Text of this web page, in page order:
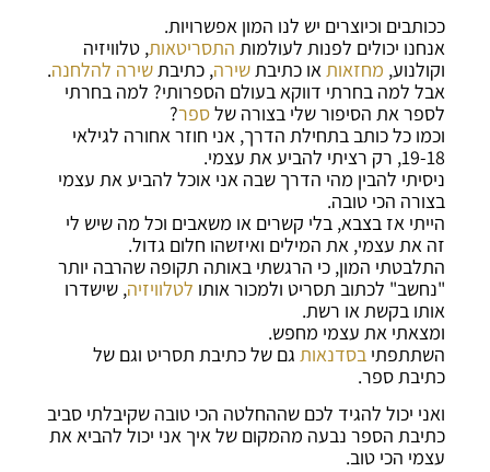
ככותבים וכיוצרים יש לנו המון אפשרויות.
אנחנו יכולים לפנות לעולמות התסריטאות, טלוויזיה
וקולנוע, מחזאותאו כתיבתשירה, כתיבתשירה להלחנה.
אבל למה בחרתי דווקא בעולם הספרותי? למה בחרתי
לספר את הסיפור שלי בצורה שלספר?
וכמו כל כותב בתחילת הדרך, אני חוזר אחורה לגילאי
19-18, רק רציתי להביע את עצמי.
ניסיתי להבין מהי הדרך שבה אני אוכל להביע את עצמי
בצורה הכי טובה.
הייתי אז בצבא, בלי קשרים או משאבים וכל מה שיש לי
זה את עצמי, את המילים ואיזשהו חלום גדול.
התלבטתי המון, כי הרגשתי באותה תקופה שהרבה יותר
"נחשב" לכתוב תסריט ולמכור אותו לטלוויזיה, שישדרו
אותו בקשת או רשת.
ומצאתי את עצמי מחפש.
השתתפתיבסדנאות גם של כתיבת תסריט וגם של
כתיבת ספר.
ואני יכול להגיד לכם שההחלטה הכי טובה שקיבלתי סביב
כתיבת הספר נבעה מהמקום של איך אני יכול להביא את
עצמי הכי טוב.